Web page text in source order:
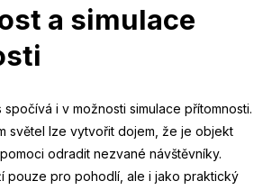
a simulace
i v možnosti simulace přítomnosti.
světel lze vytvořit dojem, že je objekt
odradit nezvané návštěvníky.
pouze pro pohodlí, ale i jako praktický